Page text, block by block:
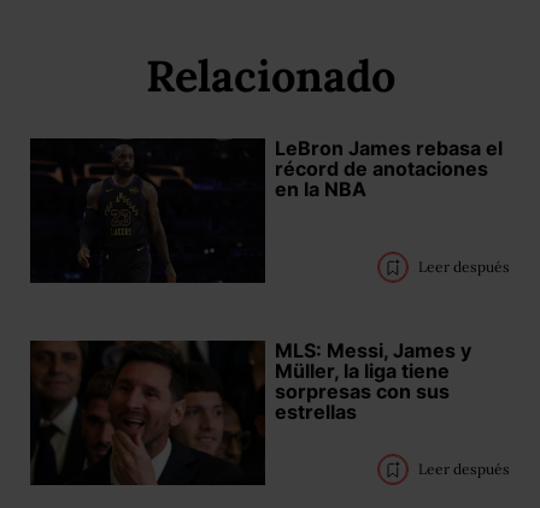
Relacionado
LeBron James rebasa el
récord de anotaciones
en la NBA
Leer después
MLS: Messi, James y
Müller, la liga tiene
sorpresas con sus
estrellas
Leer después